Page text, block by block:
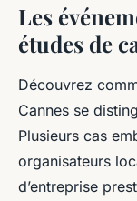
Les
études de
Découvrez
Cannes se
Plusieurs cas
organisateurs
d’entreprise